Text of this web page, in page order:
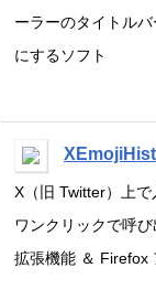
ーラーのタイトル
にするソフト
X（旧 Twitter）上で
ワンクリックで呼
拡張機能 ＆ Firefox